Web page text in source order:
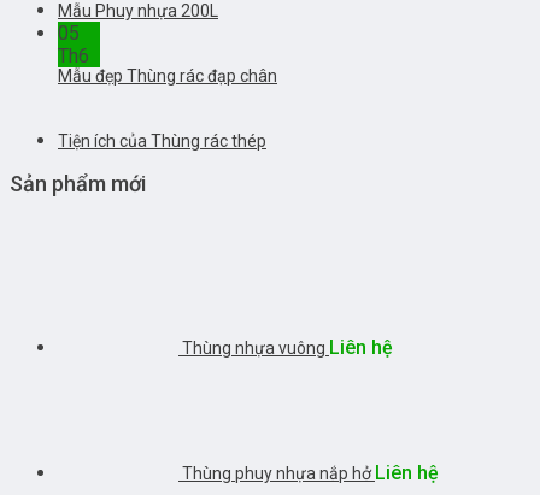
Mẫu Phuy nhựa 200L
05
Th6
Mẫu đẹp Thùng rác đạp chân
Tiện ích của Thùng rác thép
Sản phẩm mới
Thùng nhựa vuông Liên hệ
Thùng phuy nhựa nắp hở Liên hệ